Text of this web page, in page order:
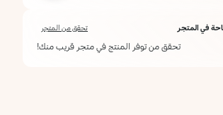
في المتجر تحقق من المتجر
تحقق من توفر المنتج في متجر قريب منك!